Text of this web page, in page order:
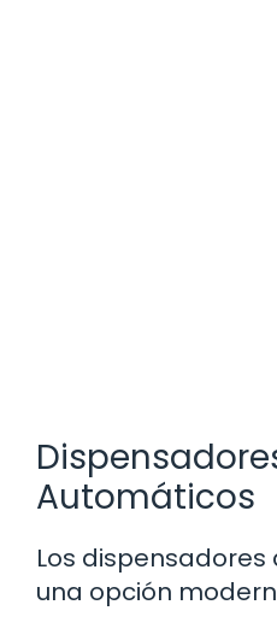
Automáticos
Los
una opción